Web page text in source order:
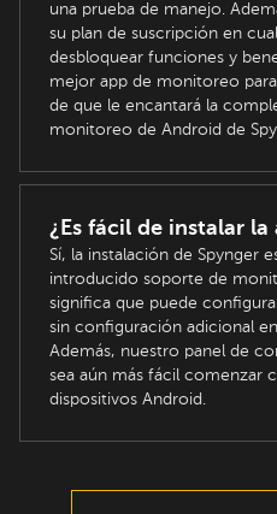
una prueba de manejo.
su plan de suscripción en
desbloquear funciones y
mejor app de monitoreo
de que le encantará la
monitoreo de Android de
¿Es fácil de instalar la
Sí, la instalación de Spynger
introducido soporte de
significa que puede
sin configuración adicional
Además, nuestro panel de
sea aún más fácil comenzar
dispositivos Android.